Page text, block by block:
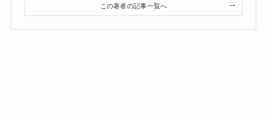
この著者の記事一覧へ